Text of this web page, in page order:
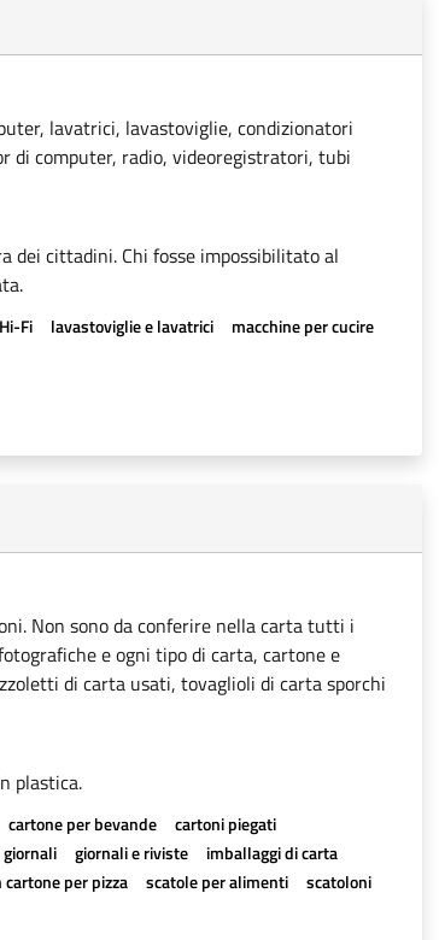
lavatrici, lavastoviglie, condizionatori
di computer, radio, videoregistratori, tubi
dei cittadini. Chi fosse impossibilitato al
Hi-Fi lavastoviglie e lavatrici
macchine per cucire
Non sono da conferire nella carta tutti i
e ogni tipo di carta, cartone e
di carta usati, tovaglioli di carta sporchi
plastica.
cartone per bevande
cartoni piegati
giornali giornali e riviste
imballaggi di carta
per pizza scatole per alimenti
scatoloni